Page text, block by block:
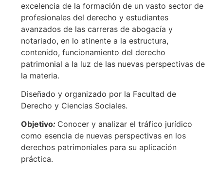
excelencia de la formación de un vasto sector de
profesionales del derecho y estudiantes
avanzados de las carreras de abogacía y
notariado, en lo atinente a la estructura,
contenido, funcionamiento del derecho
patrimonial a la luz de las nuevas perspectivas de
la materia.
Diseñado y organizado por la Facultad de
Derecho y Ciencias Sociales.
Objetivo: Conocer y analizar el tráfico jurídico
como esencia de nuevas perspectivas en los
derechos patrimoniales para su aplicación
práctica.